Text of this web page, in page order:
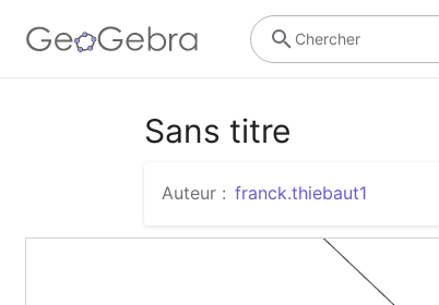
Chercher
Sans titre
Auteur : franck.thiebaut1